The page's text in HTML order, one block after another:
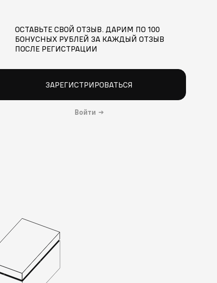
ОСТАВЬТЕ СВОЙ ОТЗЫВ. ДАРИМ ПО 100
БОНУСНЫХ РУБЛЕЙ ЗА КАЖДЫЙ ОТЗЫВ
ПОСЛЕ РЕГИСТРАЦИИ
ЗАРЕГИСТРИРОВАТЬСЯ
Войти →